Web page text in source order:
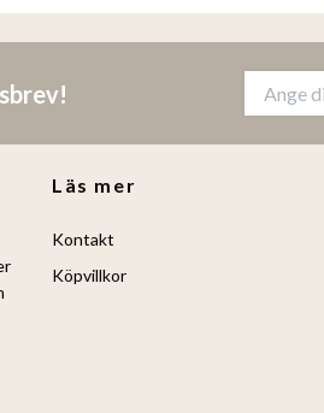
Läs mer
Kontakt
Köpvillkor